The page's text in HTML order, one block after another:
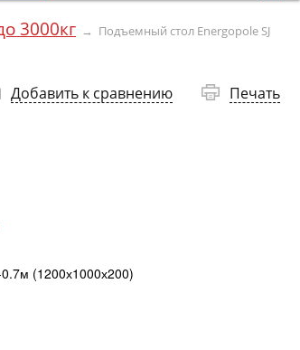
3000кг → Подъемный стол Energopole SJ
Добавить к сравнению Печать
(1200х1000х200)